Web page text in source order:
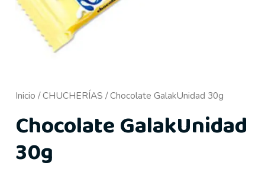
Inicio /CHUCHERÍAS / Chocolate GalakUnidad 30g
Chocolate GalakUnidad
30g